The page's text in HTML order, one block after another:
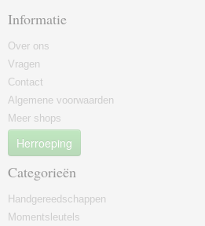
Informatie
Over ons
Vragen
Contact
Algemene voorwaarden
Meer shops
Herroeping
Categorieën
Handgereedschappen
Momentsleutels